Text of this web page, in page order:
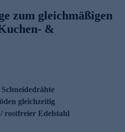
Kuchen- oder Tortenböden
+ 1 Extra-
den Untergrund
zum gleichmäßigen
&
gleichzeitig
rostfreier Edelstahl